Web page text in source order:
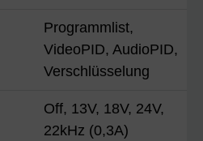
Programmlist,
VideoPID, AudioPID,
Verschlüsselung
Off, 13V, 18V, 24V,
22kHz (0,3A)